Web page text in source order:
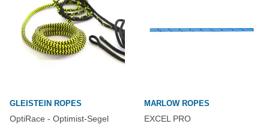
GLEISTEIN ROPES
OptiRace - Optimist-Segel
MARLOW ROPES
EXCEL PRO